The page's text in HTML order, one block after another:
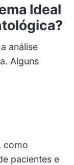
Ideal
análise
Alguns
como
pacientes e